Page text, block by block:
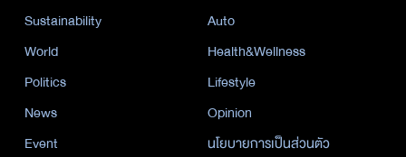
Sustainability
Auto
World
Health&Wellness
Politics
Lifestyle
News
Opinion
Event
นโยบายการเป็นส่วนตัว